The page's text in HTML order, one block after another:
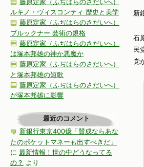
新
石
民
党
藤原定家（ふぢはらのさだいへ）
ルキノ・ヴィスコンティ 歴史と美学
藤原定家（ふぢはらのさだいへ）
ブルックナー 芸術の規格
藤原定家（ふぢはらのさだいへ）
は塚本邦雄の神か悪魔か
藤原定家（ふぢはらのさだいへ）
と塚本邦雄の短歌
藤原定家（ふぢはらのさだいへ）
が塚本邦雄に影響
最近のコメント
新銀行東京400億「賛成ならあな
たのポケットマネーも出すべきだ」
に 最新情報！世の中どうなってる
の？ より